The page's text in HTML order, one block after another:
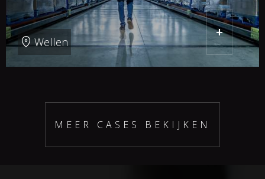
Wellen
+
MEER CASES BEKIJKEN